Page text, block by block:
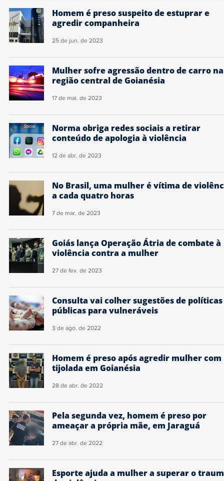
Homem é preso suspeito de estuprar e
agredir companheira
25 de jun. de 2023
Mulher sofre agressão dentro de carro na
região central de Goianésia
17 de mai. de 2023
Norma obriga redes sociais a retirar
conteúdo de apologia à violência
12 de abr. de 2023
No Brasil, uma mulher é vítima de
a cada quatro horas
7 de mar. de 2023
Goiás lança Operação Átria de combate à
violência contra a mulher
27 de fev. de 2023
Consulta vai colher sugestões de políticas
públicas para vulneráveis
3 de ago. de 2022
Homem é preso após agredir mulher com
tijolada em Goianésia
28 de abr. de 2022
Pela segunda vez, homem é preso por
ameaçar a própria mãe, em Jaraguá
27 de abr. de 2022
Esporte ajuda a mulher a superar o